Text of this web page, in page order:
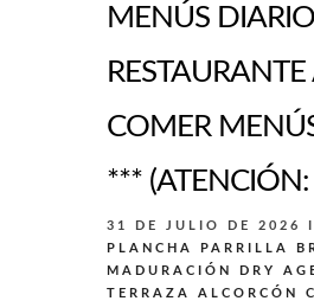
MENÚS
COMER
***
31 DE JULIO DE 2026
PLANCHA PARRILLA
MADURACIÓN DRY
TERRAZA ALCORCÓN